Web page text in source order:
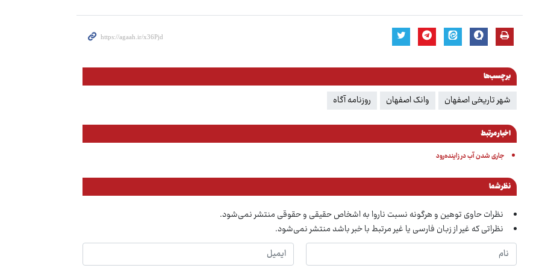
برچسب‌ها
شهر تاریخی اصفهان وانک اصفهان روزنامه آگاه
اخبار مرتبط
جاری شدن آب در زاینده‌رود
نظر شما
نظرات حاوی توهین و هرگونه نسبت ناروا به اشخاص حقیقی و حقوقی منتشر نمی‌شود.
نظراتی که غیر از زبان فارسی یا غیر مرتبط با خبر باشد منتشر نمی‌شود.